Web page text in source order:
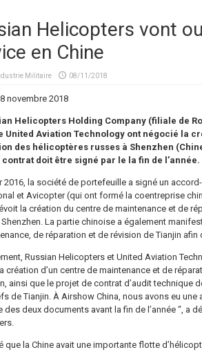
Helicopters vont
en Chine
Militaire 08/11/2018
novembre 2018
Helicopters Holding Company (filiale de
United Aviation Technology ont négocié la
des hélicoptères russes à Shenzhen
contrat doit être signé par le la fin de l’année.
2016, la société de portefeuille a signé un
et Avicopter (qui ont formé la coentreprise
la création du centre de maintenance et de
Shenzhen. La partie chinoise a également
de réparation et de révision de Tianjin
Russian Helicopters et United Aviation
création d’un centre de maintenance et de
ainsi que le projet de contrat d’audit technique
de Tianjin. À Airshow China, nous avons eu
des deux documents avant la fin de l’année “, a
que la Chine avait une importante flotte